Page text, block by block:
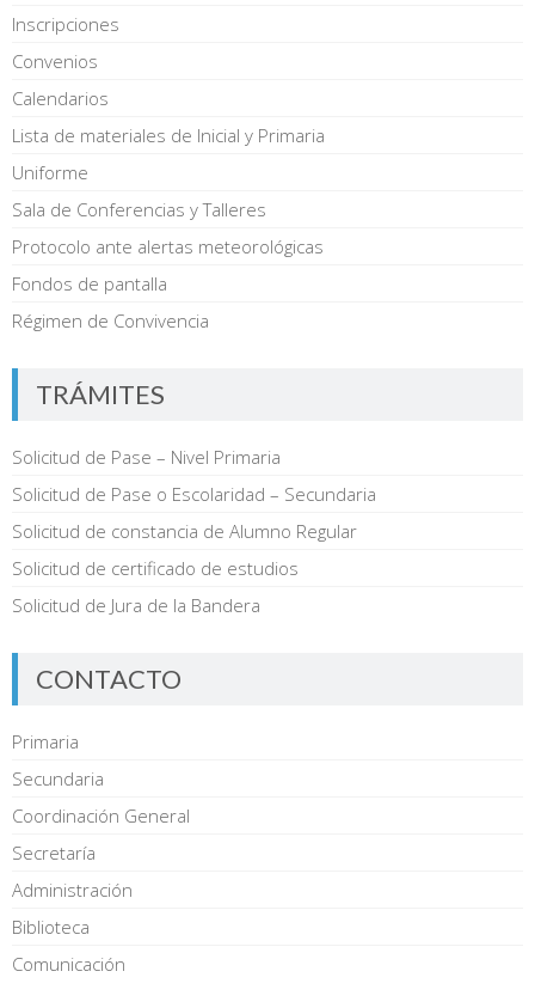
Inscripciones
Convenios
Calendarios
Lista de materiales de Inicial y Primaria
Uniforme
Sala de Conferencias y Talleres
Protocolo ante alertas meteorológicas
Fondos de pantalla
Régimen de Convivencia
TRÁMITES
Solicitud de Pase – Nivel Primaria
Solicitud de Pase o Escolaridad – Secundaria
Solicitud de constancia de Alumno Regular
Solicitud de certificado de estudios
Solicitud de Jura de la Bandera
CONTACTO
Primaria
Secundaria
Coordinación General
Secretaría
Administración
Biblioteca
Comunicación